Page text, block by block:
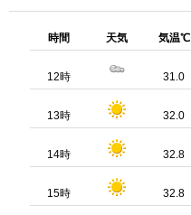
時間 天気 気温℃
12時 31.0
13時 32.0
14時 32.8
15時 32.8